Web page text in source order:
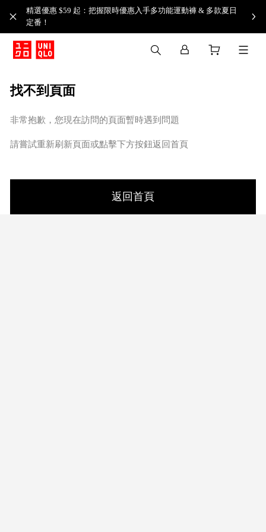
精選優惠 $59 起：把握限時優惠入手多功能運動褲 & 多款夏日
定番！​
找不到頁面
非常抱歉，您現在訪問的頁面暫時遇到問題
請嘗試重新刷新頁面或點擊下方按鈕返回首頁
返回首頁